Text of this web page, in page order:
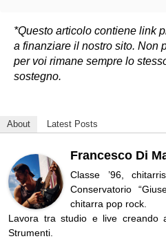
*Questo articolo contiene link
a finanziare il nostro sito. Non
per voi rimane sempre lo
sostegno.
About Latest Posts
Francesco Di
Classe ’96,
Conservatorio
chitarra pop rock.
Lavora tra studio e live creando
Strumenti.